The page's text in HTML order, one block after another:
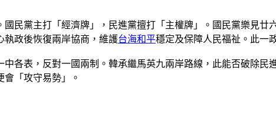
民黨主打「經濟牌」，民進黨擅打「主權牌」。國民黨樂見
執政後恢復兩岸協商，維護台海和平穩定及保障人民福祉。此一
各表，反對一國兩制。韓承繼馬英九兩岸路線，此能否破除
「攻守易勢」。